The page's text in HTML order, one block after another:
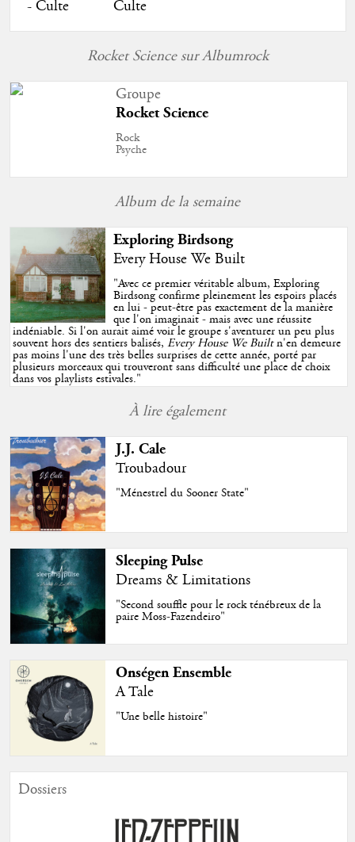
Culte
Rocket Science sur Albumrock
Groupe
Rocket Science
Rock
Psyche
Album de la semaine
Exploring Birdsong
Every House We Built
"Avec ce premier véritable album, Exploring
Birdsong confirme pleinement les espoirs placés
en lui - peut-être pas exactement de la manière
que l'on imaginait - mais avec une réussite
indéniable. Si l'on aurait aimé voir le groupe s'aventurer un peu plus
souvent hors des sentiers balisés,Every House We Builtn'en demeure
pas moins l'une des très belles surprises de cette année, porté par
plusieurs morceaux qui trouveront sans difficulté une place de choix
dans vos playlists estivales."
À lire également
J.J. Cale
Troubadour
"Ménestrel du Sooner State"
Sleeping Pulse
Dreams & Limitations
"Second souffle pour le rock ténébreux de la
paire Moss-Fazendeiro"
Onségen Ensemble
A Tale
"Une belle histoire"
Dossiers